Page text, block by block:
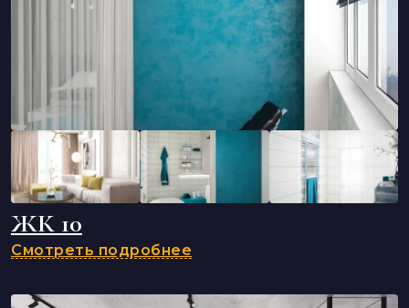
ЖК 10
Смотреть подробнее